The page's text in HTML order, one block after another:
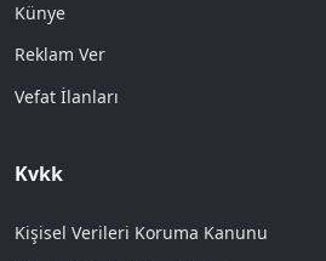
Künye
Reklam Ver
Vefat İlanları
Kvkk
Kişisel Verileri Koruma Kanunu